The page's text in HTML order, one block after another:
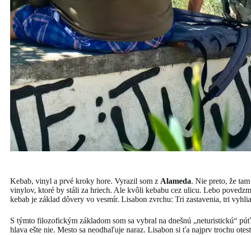
Kebab, vinyl a prvé kroky hore. Vyrazil som z Alameda. Nie preto, že
vinylov, ktoré by stáli za hriech. Ale kvôli kebabu cez ulicu. Lebo
kebab je základ dôvery vo vesmír. Lisabon zvrchu: Tri zastavenia, tri
S týmto filozofickým základom som sa vybral na dnešnú „neturistickú“
hlava ešte nie. Mesto sa neodhaľuje naraz. Lisabon si ťa najprv trochu